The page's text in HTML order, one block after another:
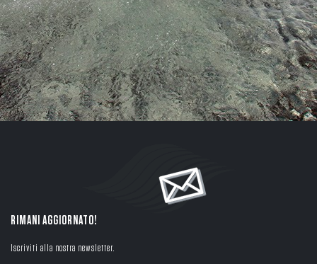
RIMANI AGGIORNATO!
Iscriviti alla nostra newsletter.